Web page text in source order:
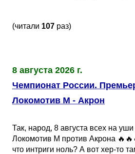
(читали 107 раз)
8 августа 2026 г.
Чемпионат России.
Локомотив М - Акрон
Так, народ, 8 августа всех на
Локомотив М против Акрона
что интриги ноль? А вот хер-то